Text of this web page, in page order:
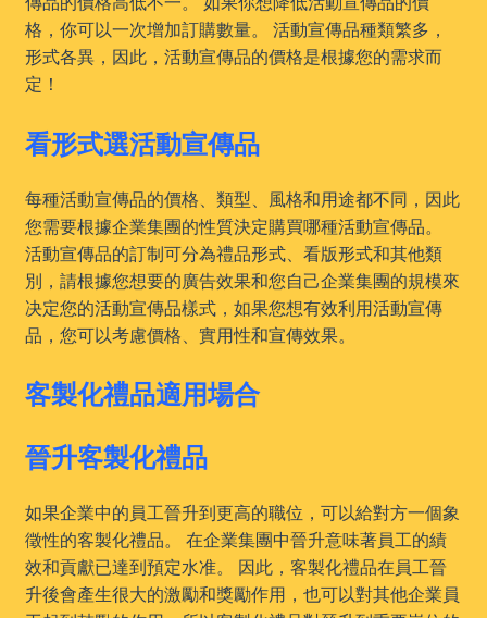
格，你可以一次增加訂購數量。 活動宣傳品種類繁多，
形式各異，因此，活動宣傳品的價格是根據您的需求而
定！
看形式選活動宣傳品
每種活動宣傳品的價格、類型、風格和用途都不同，因此
您需要根據企業集團的性質決定購買哪種活動宣傳品。
活動宣傳品的訂制可分為禮品形式、看版形式和其他類
別，請根據您想要的廣告效果和您自己企業集團的規模來
决定您的活動宣傳品樣式，如果您想有效利用活動宣傳
品，您可以考慮價格、實用性和宣傳效果。
客製化禮品適用場合
晉升客製化禮品
如果企業中的員工晉升到更高的職位，可以給對方一個象
徵性的客製化禮品。 在企業集團中晉升意味著員工的績
效和貢獻已達到預定水准。 因此，客製化禮品在員工晉
升後會產生很大的激勵和獎勵作用，也可以對其他企業員